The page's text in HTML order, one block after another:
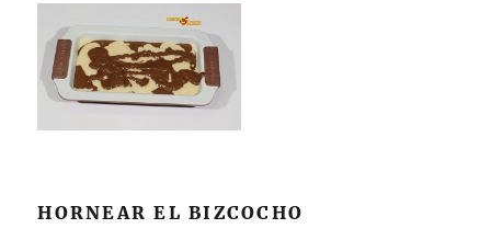
HORNEAR EL BIZCOCHO